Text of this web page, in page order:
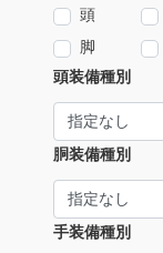
頭
脚
頭装備種別
胴装備種別
手装備種別